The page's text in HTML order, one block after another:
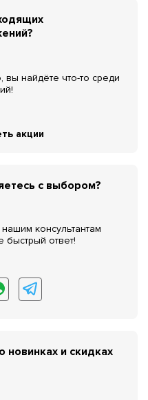
найдёте что-то среди
акции
с выбором?
консультантам
быстрый ответ!
и скидках